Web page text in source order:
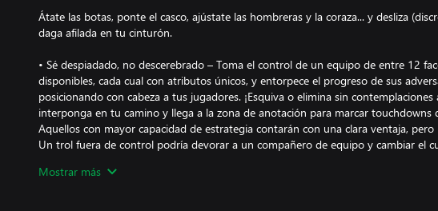
Átate las botas, ponte el casco, ajústate las hombreras y la coraza... y desliza
daga afilada en tu cinturón.
• Sé despiadado, no descerebrado – Toma el control de un equipo de entre 12
disponibles, cada cual con atributos únicos, y entorpece el progreso de sus
posicionando con cabeza a tus jugadores. ¡Esquiva o elimina sin contemplaciones
interponga en tu camino y llega a la zona de anotación para marcar touchdowns
Aquellos con mayor capacidad de estrategia contarán con una clara ventaja, pero
Un trol fuera de control podría devorar a un compañero de equipo y cambiar el
• Tú mandas – Crea jugadores; personaliza su apariencia, sus emblemas y su
Mostrar más